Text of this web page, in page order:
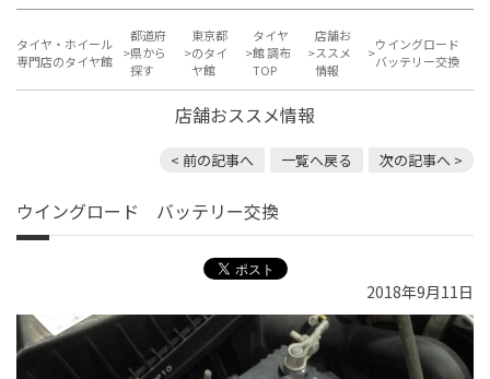
タイヤ・ホイール
専門店のタイヤ館
都道府
県から
探す
東京都
のタイ
ヤ館
タイヤ
館 調布
TOP
店舗お
ススメ
情報
ウイングロード
バッテリー交換
店舗おススメ情報
< 前の記事へ 一覧へ戻る 次の記事へ >
ウイングロード バッテリー交換
2018年9月11日